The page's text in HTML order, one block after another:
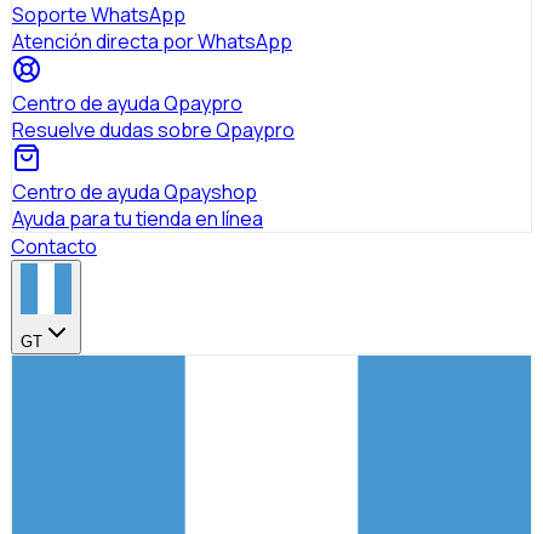
Soporte WhatsApp
Atención directa por WhatsApp
Centro de ayuda Qpaypro
Resuelve dudas sobre Qpaypro
Centro de ayuda Qpayshop
Ayuda para tu tienda en línea
Contacto
GT